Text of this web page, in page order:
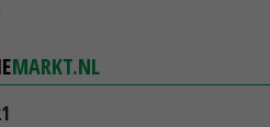
MARKT.NL